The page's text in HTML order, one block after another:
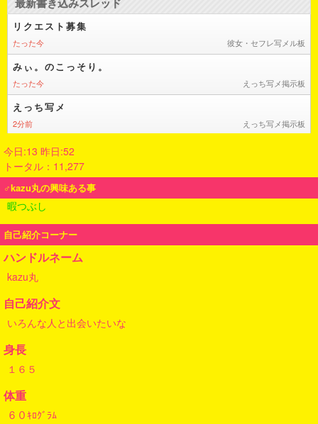
今日:13 昨日:52
トータル：11,277
♂kazu丸の興味ある事
暇つぶし
自己紹介コーナー
ハンドルネーム
kazu丸
自己紹介文
いろんな人と出会いたいな
身長
１６５
体重
６０ｷﾛｸﾞﾗﾑ